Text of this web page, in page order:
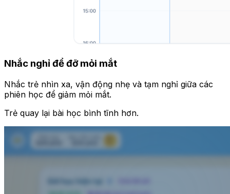
Nhắc nghỉ để đỡ mỏi mắt
Nhắc trẻ nhìn xa, vận động nhẹ và tạm nghỉ giữa các
phiên học để giảm mỏi mắt.
Trẻ quay lại bài học bình tĩnh hơn.